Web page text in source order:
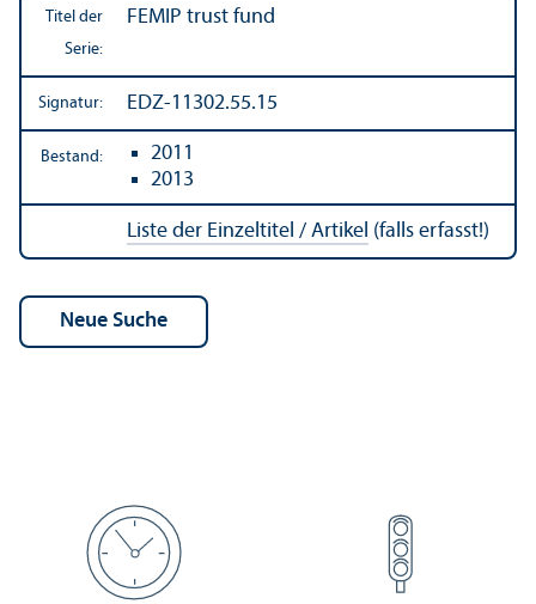
Titel der
Serie:
FEMIP trust fund
Signatur: EDZ-11302.55.15
Bestand:
2011
2013
Liste der Einzeltitel / Artikel (falls erfasst!)